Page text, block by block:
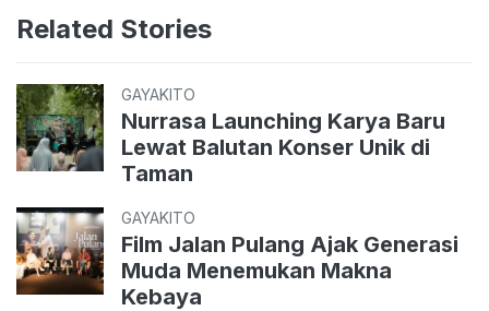
Related Stories
GAYAKITO
Nurrasa Launching Karya Baru
Lewat Balutan Konser Unik di
Taman
GAYAKITO
Film Jalan Pulang Ajak Generasi
Muda Menemukan Makna
Kebaya